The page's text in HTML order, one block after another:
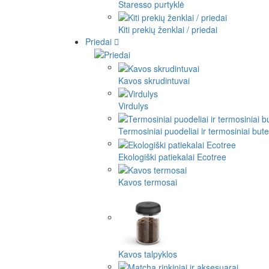
Staresso purtyklė
Kiti prekių ženklai / priedai
Priedai
Kavos skrudintuvai
Virdulys
Termosiniai puodeliai ir termosiniai
Ekologiški patiekalai Ecotree
Kavos termosai
Kavos talpyklos